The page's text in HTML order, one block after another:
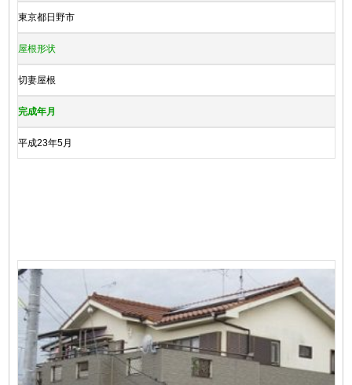
東京都日野市
屋根形状
切妻屋根
完成年月
平成23年5月